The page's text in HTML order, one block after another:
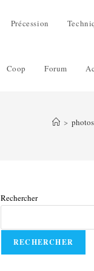
Précession
Coop Forum
>
Rechercher
RECHERCHER